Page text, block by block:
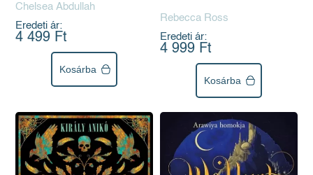
Chelsea Abdullah
Eredeti ár:
4 499 Ft
Kosárba
Rebecca Ross
Eredeti ár:
4 999 Ft
Kosárba